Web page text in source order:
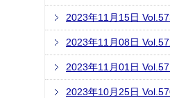
2023年11月15日
2023年11月08日
2023年11月01日
2023年10月25日